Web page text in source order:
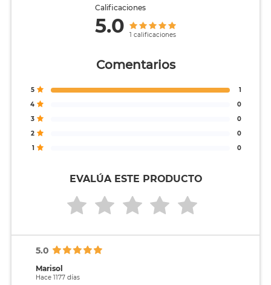
Comentarios
5
1
4
0
3
0
2
0
1
0
Calificaciones
5.0 1 calificaciones
EVALÚA ESTE PRODUCTO
5.0
Marisol
Hace 1177 días